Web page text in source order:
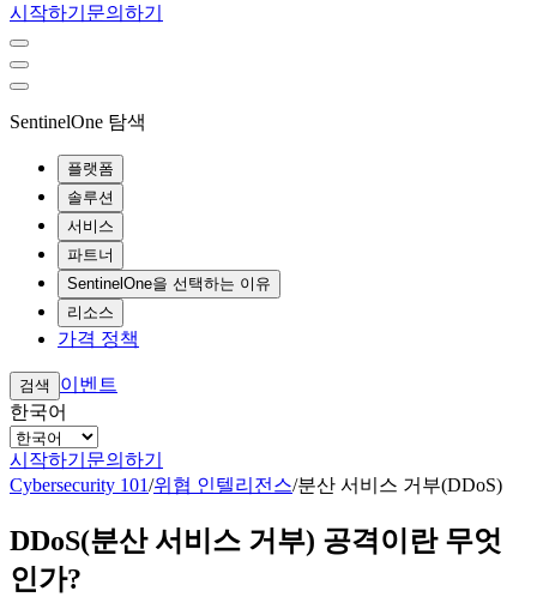
시작하기 문의하기
SentinelOne 탐색
플랫폼
솔루션
서비스
파트너
SentinelOne을 선택하는 이유
리소스
가격 정책
검색
이벤트
한국어
시작하기 문의하기
Cybersecurity 101/위협 인텔리전스/분산 서비스 거부(DDoS)
DDoS(분산 서비스 거부) 공격이란 무엇
인가?